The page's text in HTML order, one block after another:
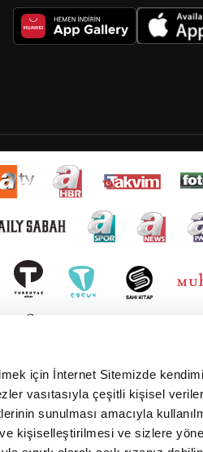
için İnternet Sitemizde
vasıtasıyla çeşitli kişisel
sunulması amacıyla
kişiselleştirilmesi ve sizlere